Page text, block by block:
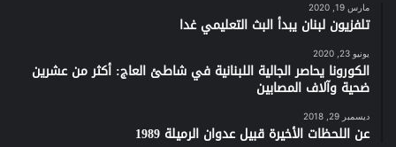
مارس 19, 2020
تلفزيون لبنان يبدأ البث التعليمي غدا
يونيو 23, 2020
الكورونا يحاصر الجالية اللبنانية في شاطئ العاج: أكثر من عشرين
ضحية وآلاف المصابين
ديسمبر 29, 2018
عن اللحظات الأخيرة قبيل عدوان الرميلة 1989